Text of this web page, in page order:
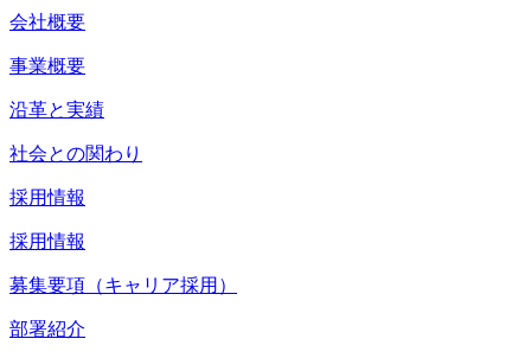
会社概要
事業概要
沿革と実績
社会との関わり
採用情報
採用情報
募集要項（キャリア採用）
部署紹介